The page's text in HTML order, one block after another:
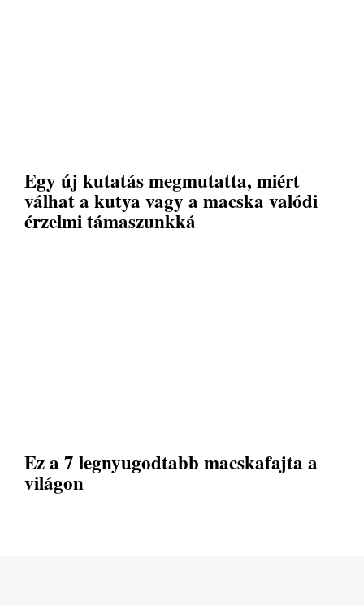
Egy új kutatás megmutatta, miért
válhat a kutya vagy a macska valódi
érzelmi támaszunkká
Ez a 7 legnyugodtabb macskafajta a
világon